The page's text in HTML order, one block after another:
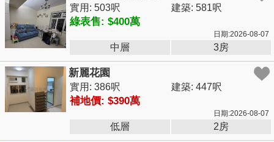
實用: 503呎 建築: 581呎
綠表售: $400萬
日期:2026-08-07
中層 3房
新麗花園
實用: 386呎 建築: 447呎
補地價: $390萬
日期:2026-08-07
低層 2房